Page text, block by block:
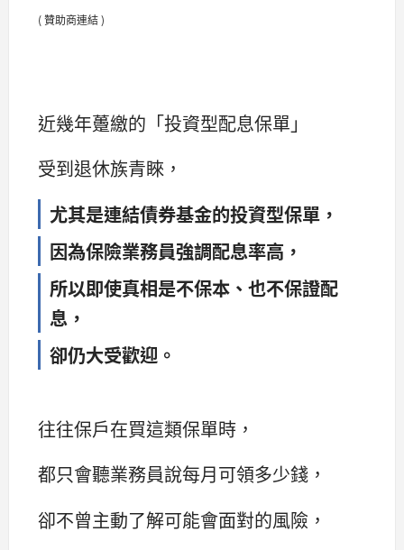
( 贊助商連結 )
近幾年躉繳的「投資型配息保單」
受到退休族青睞，
尤其是連結債券基金的投資型保單，
因為保險業務員強調配息率高，
所以即使真相是不保本、也不保證配
息，
卻仍大受歡迎。
往往保戶在買這類保單時，
都只會聽業務員說每月可領多少錢，
卻不曾主動了解可能會面對的風險，